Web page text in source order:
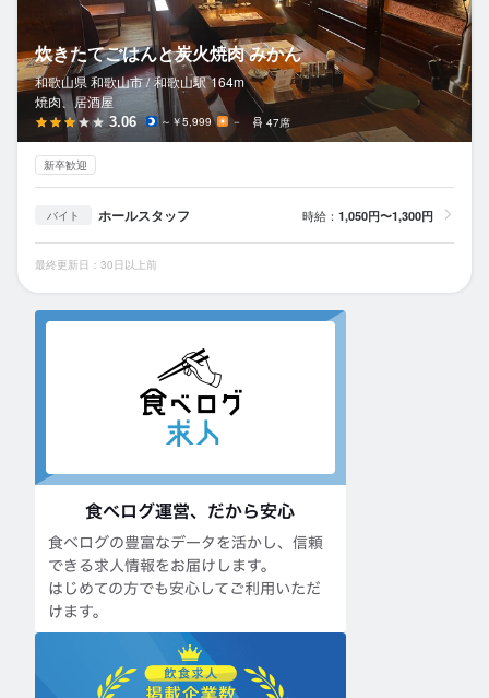
炊きたてごはんと炭火焼肉 みかん
和歌山県 和歌山市 / 和歌山駅 164m
焼肉、居酒屋
3.06 ～￥5,999 － 47席
新卒歓迎
バイト ホールスタッフ 時給： 1,050円〜1,300円
最終更新日：30日以上前